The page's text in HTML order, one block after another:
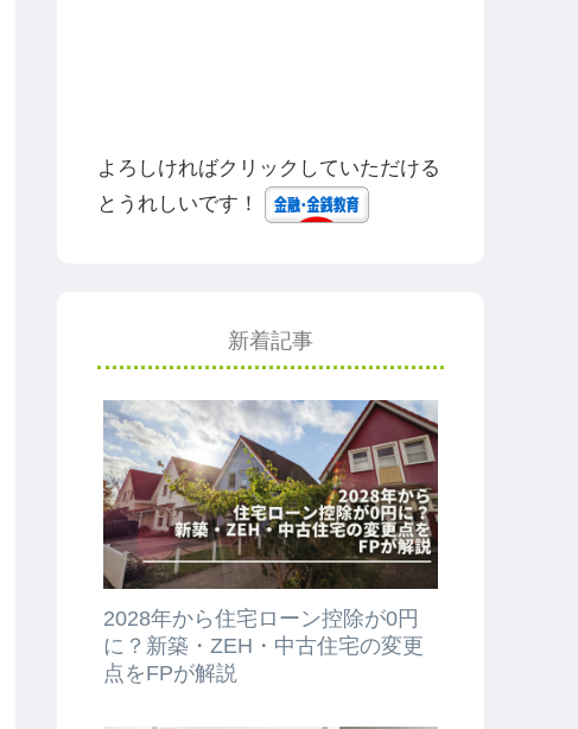
よろしければクリックしていただける
とうれしいです！
新着記事
2028年から住宅ローン控除が0円
に？新築・ZEH・中古住宅の変更
点をFPが解説